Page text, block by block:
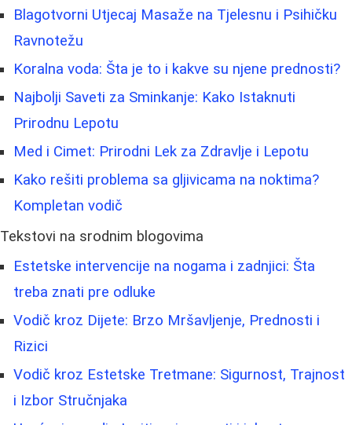
Blagotvorni Utjecaj Masaže na Tjelesnu i Psihičku
Ravnotežu
Koralna voda: Šta je to i kakve su njene prednosti?
Najbolji Saveti za Sminkanje: Kako Istaknuti
Prirodnu Lepotu
Med i Cimet: Prirodni Lek za Zdravlje i Lepotu
Kako rešiti problema sa gljivicama na noktima?
Kompletan vodič
Tekstovi na srodnim blogovima
Estetske intervencije na nogama i zadnjici: Šta
treba znati pre odluke
Vodič kroz Dijete: Brzo Mršavljenje, Prednosti i
Rizici
Vodič kroz Estetske Tretmane: Sigurnost, Trajnost
i Izbor Stručnjaka